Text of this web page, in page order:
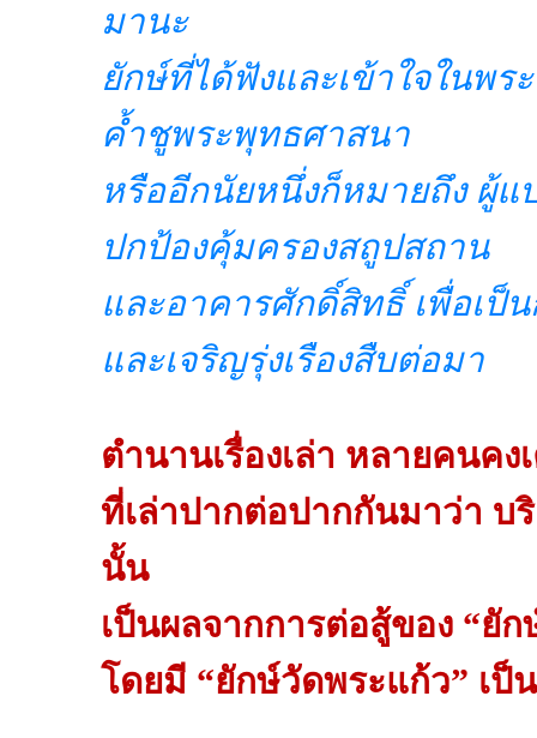
มานะ
ยักษ์ที่ได้ฟังและเข้าใจในพร
ค้ำชูพระพุทธศาสนา
หรืออีกนัยหนึ่งก็หมายถึง ผู้แ
ปกป้องคุ้มครองสถูปสถาน
และอาคารศักดิ์สิทธิ์ เพื่อเป็
และเจริญรุ่งเรืองสืบต่อมา
ตำนานเรื่องเล่า หลายคนค
ที่เล่าปากต่อปากกันมาว่า บ
นั้น
เป็นผลจากการต่อสู้ของ “ยั
โดยมี “ยักษ์วัดพระแก้ว” เป็